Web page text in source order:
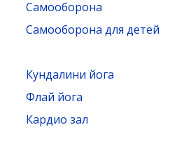
Самооборона
Самооборона для детей
Кундалини йога
Флай йога
Кардио зал